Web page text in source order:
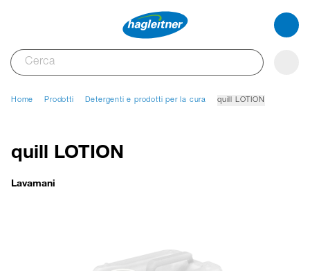
Home Prodotti Detergenti e prodotti per la cura quill LOTION
quill LOTION
Lavamani